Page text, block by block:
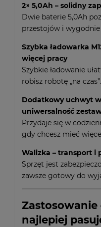
2× 5,0Ah – solidny
Dwie baterie 5,0Ah
przestojów i
Szybka ładowarka
więcej pracy
Szybkie ładowanie
robisz robotę „na czas”.
Dodatkowy uchwyt
uniwersalność
Przydaje się w
gdy chcesz mieć
Walizka – transport i
Sprzęt jest
zawsze gotowy do
Zastosowanie
najlepiej